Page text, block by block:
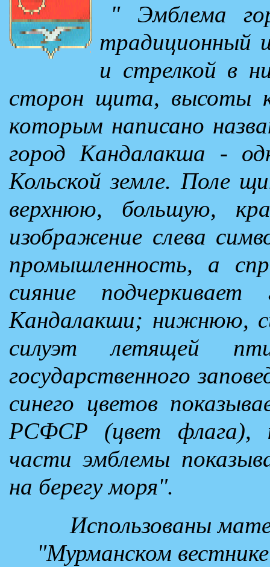
" Эмблема
традиционный
и стрелкой в
сторон щита, высоты
которым написано
город Кандалакша -
Кольской земле. Поле
верхнюю, большую,
изображение слева
промышленность, а
сияние подчеркивает
Кандалакши; нижнюю,
силуэт летящей
государственного
синего цветов
РСФСР (цвет флага),
части эмблемы
на берегу моря".
Использованы
"Мурманском